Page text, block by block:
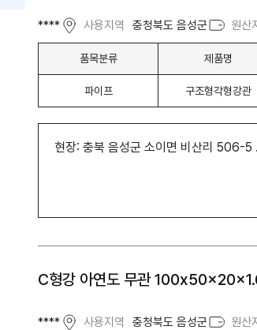
**** 사용지역 충청북도 음성군 원산
품목분류 제품명
파이프 구조형각형강관
현장: 충북 음성군 소이면 비산리 506-5 .
C형강 아연도 무관
**** 사용지역 충청북도 음성군 원산